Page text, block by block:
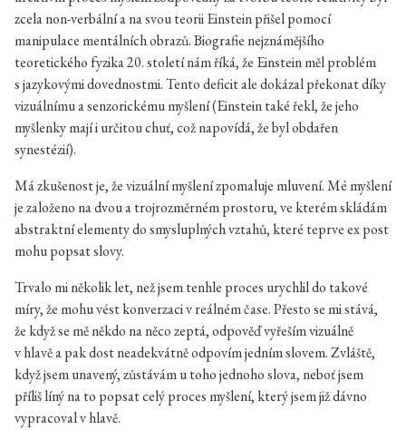
zcela non-verbální a na svou teorii Einstein přišel pomocí
manipulace mentálních obrazů. Biografie nejznámějšího
teoretického fyzika 20. století nám říká, že Einstein měl problém
s jazykovými dovednostmi. Tento deficit ale dokázal překonat díky
vizuálnímu a senzorickému myšlení (Einstein také řekl, že jeho
myšlenky mají i určitou chuť, což napovídá, že byl obdařen
synestézií).
Má zkušenost je, že vizuální myšlení zpomaluje mluvení. Mé myšlení
je založeno na dvou a trojrozměrném prostoru, ve kterém skládám
abstraktní elementy do smysluplných vztahů, které teprve ex post
mohu popsat slovy.
Trvalo mi několik let, než jsem tenhle proces urychlil do takové
míry, že mohu vést konverzaci v reálném čase. Přesto se mi stává,
že když se mě někdo na něco zeptá, odpověď vyřeším vizuálně
v hlavě a pak dost neadekvátně odpovím jedním slovem. Zvláště,
když jsem unavený, zůstávám u toho jednoho slova, neboť jsem
příliš líný na to popsat celý proces myšlení, který jsem již dávno
vypracoval v hlavě.